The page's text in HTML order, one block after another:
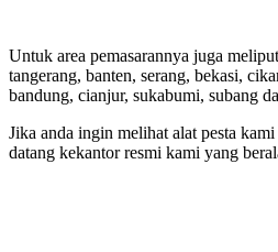
Untuk area pemasarannya juga
tangerang, banten, serang, bekasi,
bandung, cianjur, sukabumi, subang
Jika anda ingin melihat alat pesta
datang kekantor resmi kami yang